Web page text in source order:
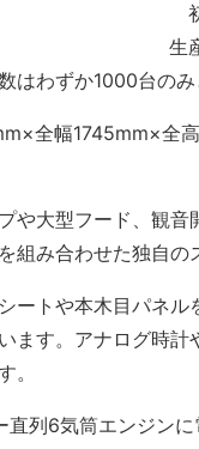
生
はわずか1000台のみ
全幅1745mm×全
や大型フード、観音
組み合わせた独自の
ートや本木目パネル
ます。アナログ時
。
列6気筒エンジン